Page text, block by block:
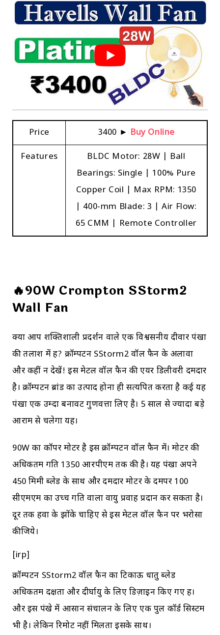
Price ₹3400 ► Buy Online
Features
BLDC Motor: 28W | Ball
Bearings: Single | 100% Pure
Copper Coil | Max RPM: 1350
| 400-mm Blade: 3 | Air Flow:
65 CMM | Remote Controller
🔥90W Crompton SStorm2
Wall Fan
क्या आप शक्तिशाली प्रदर्शन वाले एक विश्वसनीय दीवार पंखा
की तलाश में हैं? क्रॉम्पटन SStorm2 वॉल फैन के अलावा
और कहीं न देखें! इस मेटल वॉल फैन की एयर डिलीवरी दमदार
है। क्रॉम्पटन ब्रांड का उत्पाद होना ही सत्यपित करता है कई यह
पंखा एक उम्दा बनावट गुणवत्ता लिए है। 5 साल से ज्यादा बड़े
आराम से चलेगा यह।
90W का कॉपर मोटर है इस क्रॉम्पटन वॉल फैन में। मोटर की
अधिकतम गति 1350 आरपीएम तक की है। यह पंखा अपने
450 मिमी ब्लेड के साथ और दमदार मोटर के दमपर 100
सीएमएम का उच्च गति वाला वायु प्रवाह प्रदान कर सकता है।
दूर तक हवा के झोंके चाहिए से इस मेटल वॉल फैन पर भरोसा
कीजिये।
[irp]
क्रॉम्पटन SStorm2 वॉल फैन का टिकाऊ धातु ब्लेड
अधिकतम दक्षता और दीर्घायु के लिए डिज़ाइन किए गए हैं।
और इस पंखे में आसान संचालन के लिए एक पुल कॉर्ड सिस्टम
भी है। लेकिन रिमोट नहीं मिलता इसके साथ।